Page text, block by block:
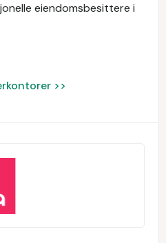
eiendomsbesittere i
>>